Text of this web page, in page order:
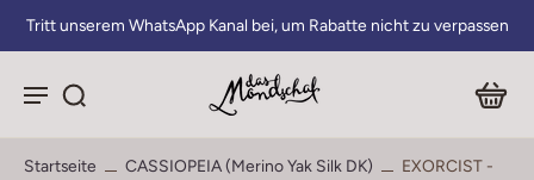
Tritt unserem WhatsApp Kanal bei, um Rabatte nicht zu verpassen
Startseite CASSIOPEIA (Merino Yak Silk DK)
EXORCIST -